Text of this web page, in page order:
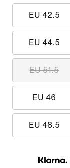
EU 42.5
EU 44.5
EU 51.5
EU 46
EU 48.5